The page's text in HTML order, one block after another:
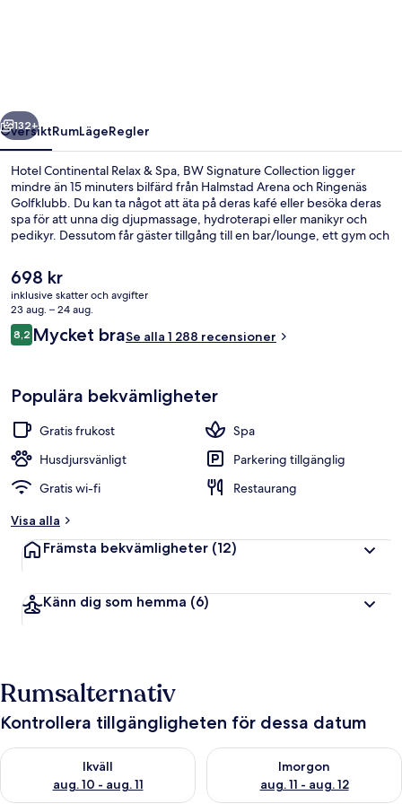
Signature
Collection
Nästa
132+
ÖversiktRumLägeRegler
Hotel Continental Relax & Spa, BW Signature Collection ligger
mindre än 15 minuters bilfärd från Halmstad Arena och Ringenäs
Golfklubb. Du kan ta något att äta på deras kafé eller besöka deras
spa för att unna dig djupmassage, hydroterapi eller manikyr och
pedikyr. Dessutom får gäster tillgång till en bar/lounge, ett gym och
uppskattar den hjälpsamma personalen.
Det
nuvarande
priset
är
698 kr
698 kr
inklusive skatter och avgifter
23 aug. – 24 aug.
Recensioner
8,28,2 av 10,
Mycket braSe alla 1 288 recensioner
Populära bekvämligheter
Gratis frukost
Spa
Husdjursvänligt
Parkering tillgänglig
Gratis wi-fi
Restaurang
Visa alla
Främsta bekvämligheter (12)
Känn dig som hemma (6)
Rumsalternativ
Kontrollera tillgängligheten för dessa datum
Ikväll
aug. 10 - aug. 11
Kontrollera tillgängligheten för ikväll aug. 10 - aug. 11
Imorgon
aug. 11 - aug. 12
Kontrollera tillgängligheten